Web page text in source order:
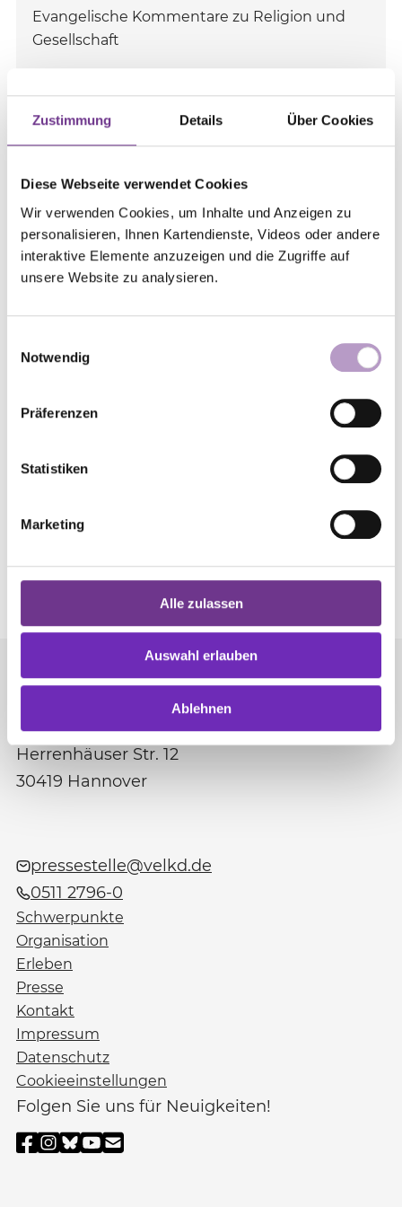
Zustimmung Details Über Cookies
Diese Webseite verwendet Cookies
Wir verwenden Cookies, um Inhalte und Anzeigen zu
personalisieren, Ihnen Kartendienste, Videos oder andere
interaktive Elemente anzuzeigen und die Zugriffe auf
unsere Website zu analysieren.
Notwendig
Präferenzen
Statistiken
Marketing
Alle zulassen
Auswahl erlauben
Ablehnen
Evangelische Kommentare zu Religion und
Gesellschaft
Die VELKD ist neben dem Verein Evangelische
Kommentare eine der Gesellschafterinnen der
Kommentare zu Religion und Gesellschaft"
herausgibt. Die erste Ausgabe der "zeitzeichen" ist
am 1. Oktober 2000 erschienen.
Diese gemeinsame Monatspublikation ist die
Monatspublikationen: den Evangelischen
Monatshefte sowie der Reformierten
Gesellschafterversammlung
Vereinigte Evangelisch-Lutherische Kirche
Herrenhäuser Str. 12
30419 Hannover
pressestelle@velkd.de
0511 2796-0
Schwerpunkte
Organisation
Erleben
Presse
Kontakt
Impressum
Datenschutz
Cookieeinstellungen
Folgen Sie uns für Neuigkeiten!